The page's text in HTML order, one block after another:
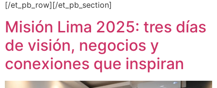
[/et_pb_row][/et_pb_section]
Misión Lima 2025: tres días
de visión, negocios y
conexiones que inspiran